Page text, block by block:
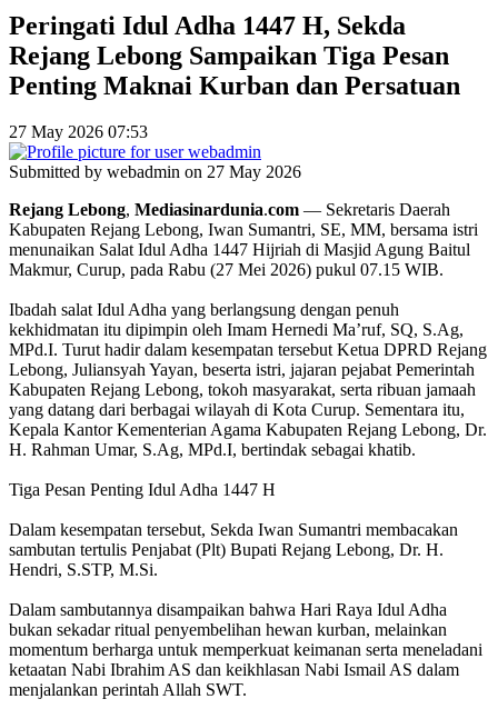
Peringati Idul Adha 1447 H, Sekda
Rejang Lebong Sampaikan Tiga Pesan
Penting Maknai Kurban dan Persatuan
27 May 2026 07:53
Submitted by webadmin on 27 May 2026
Rejang Lebong, Mediasinardunia.com — Sekretaris Daerah
Kabupaten Rejang Lebong, Iwan Sumantri, SE, MM, bersama istri
menunaikan Salat Idul Adha 1447 Hijriah di Masjid Agung Baitul
Makmur, Curup, pada Rabu (27 Mei 2026) pukul 07.15 WIB.
Ibadah salat Idul Adha yang berlangsung dengan penuh
kekhidmatan itu dipimpin oleh Imam Hernedi Ma’ruf, SQ, S.Ag,
MPd.I. Turut hadir dalam kesempatan tersebut Ketua DPRD Rejang
Lebong, Juliansyah Yayan, beserta istri, jajaran pejabat Pemerintah
Kabupaten Rejang Lebong, tokoh masyarakat, serta ribuan jamaah
yang datang dari berbagai wilayah di Kota Curup. Sementara itu,
Kepala Kantor Kementerian Agama Kabupaten Rejang Lebong, Dr.
H. Rahman Umar, S.Ag, MPd.I, bertindak sebagai khatib.
Tiga Pesan Penting Idul Adha 1447 H
Dalam kesempatan tersebut, Sekda Iwan Sumantri membacakan
sambutan tertulis Penjabat (Plt) Bupati Rejang Lebong, Dr. H.
Hendri, S.STP, M.Si.
Dalam sambutannya disampaikan bahwa Hari Raya Idul Adha
bukan sekadar ritual penyembelihan hewan kurban, melainkan
momentum berharga untuk memperkuat keimanan serta meneladani
ketaatan Nabi Ibrahim AS dan keikhlasan Nabi Ismail AS dalam
menjalankan perintah Allah SWT.